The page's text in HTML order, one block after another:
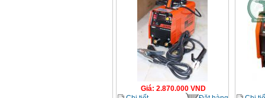
Giá: 2.870.000VND